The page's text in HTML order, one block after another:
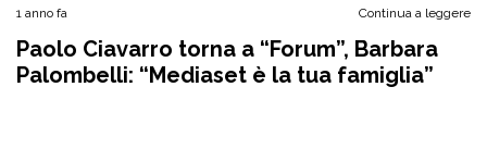
1 anno fa Continua a leggere
Paolo Ciavarro torna a “Forum”, Barbara
Palombelli: “Mediaset è la tua famiglia”